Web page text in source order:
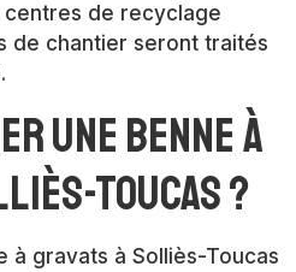
de recyclage
de chantier seront traités
une benne à
Toucas ?
à gravats à Solliès-Toucas